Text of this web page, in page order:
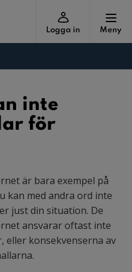
Logga in Meny
inte
för
är bara exempel på
kan med andra ord inte
just din situation. De
ansvarar oftast inte
eller konsekvenserna av